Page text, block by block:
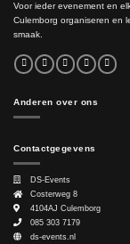
Voor ieder evenement en
Culemborg organiseren en
smaak.
Anderen over ons
Contactgegevens
DS-Events
Costerweg 8
4104AJ Culemborg
085 303 7179
ds-events.nl